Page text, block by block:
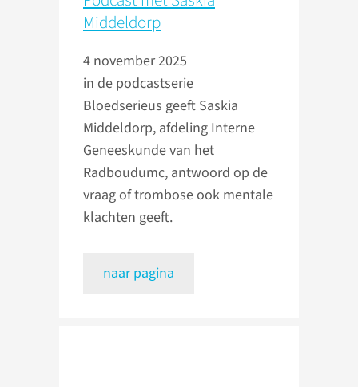
Middeldorp
4 november 2025
in de podcastserie
Bloedserieus geeft Saskia
Middeldorp, afdeling Interne
Geneeskunde van het
Radboudumc, antwoord op de
vraag of trombose ook mentale
klachten geeft.
naar pagina